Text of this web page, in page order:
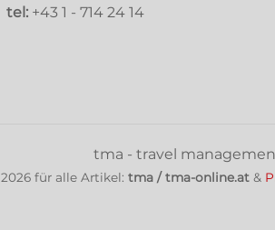
tel: +43 1 - 714 24 14
tma - travel
2026 für alle Artikel: tma / tma-online.at &